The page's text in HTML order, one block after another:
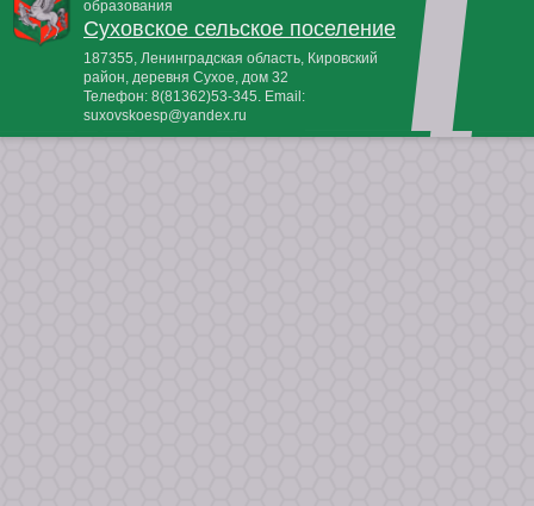
образования
Суховское сельское поселение
187355, Ленинградская область, Кировский
район, деревня Сухое, дом 32
Телефон: 8(81362)53-345. Email:
suxovskoesp@yandex.ru